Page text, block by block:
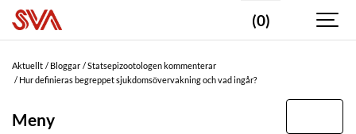
(0)
Aktuellt Bloggar
Statsepizootologen kommenterar
Hur definieras begreppet sjukdomsövervakning och vad ingår?
Meny